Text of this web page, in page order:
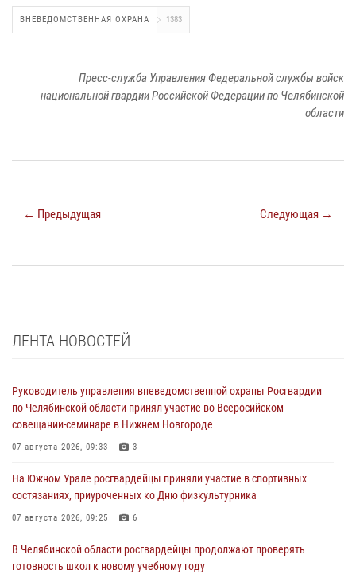
ВНЕВЕДОМСТВЕННАЯ ОХРАНА 1383
Пресс-служба Управления Федеральной службы войск
национальной гвардии Российской Федерации по Челябинской
области
← Предыдущая Следующая →
ЛЕНТА НОВОСТЕЙ
Руководитель управления вневедомственной охраны Росгвардии
по Челябинской области принял участие во Всеросийском
совещании-семинаре в Нижнем Новгороде
07 августа 2026, 09:33 3
На Южном Урале росгвардейцы приняли участие в спортивных
состязаниях, приуроченных ко Дню физкультурника
07 августа 2026, 09:25 6
В Челябинской области росгвардейцы продолжают проверять
готовность школ к новому учебному году